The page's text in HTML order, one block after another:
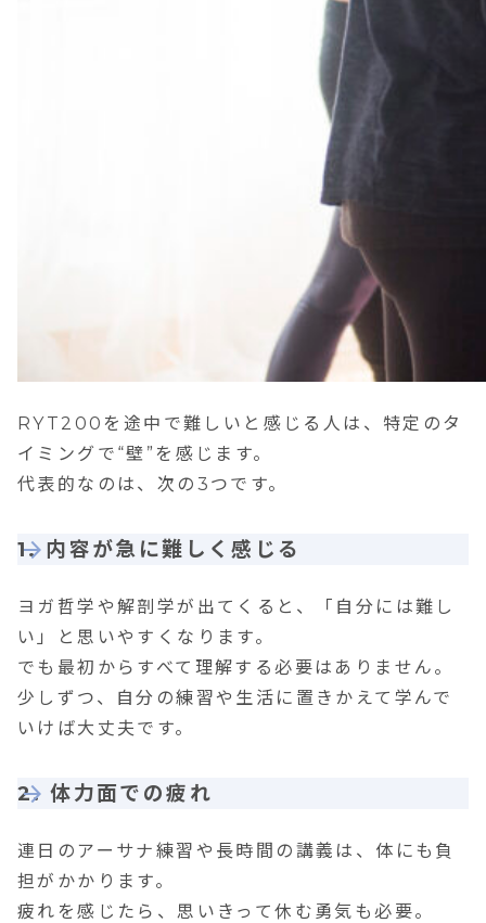
RYT200を途中で難しいと感じる人は、特定のタ
イミングで“壁”を感じます。
代表的なのは、次の3つです。
1. 内容が急に難しく感じる
ヨガ哲学や解剖学が出てくると、「自分には難し
い」と思いやすくなります。
でも最初からすべて理解する必要はありません。
少しずつ、自分の練習や生活に置きかえて学んで
いけば大丈夫です。
2. 体力面での疲れ
連日のアーサナ練習や長時間の講義は、体にも負
担がかかります。
疲れを感じたら、思いきって休む勇気も必要。